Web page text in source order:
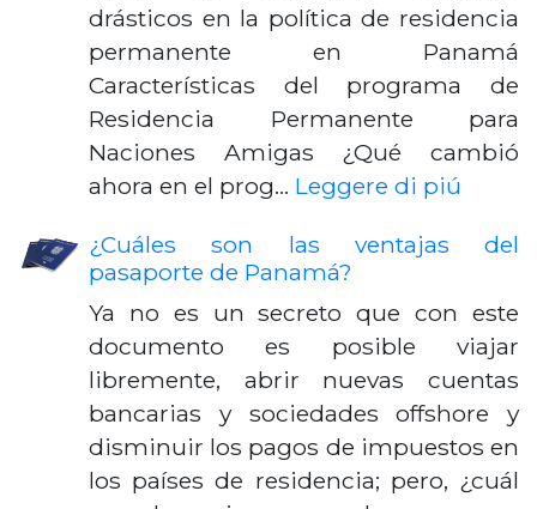
drásticos en la política de residencia
permanente en Panamá
Características del programa de
Residencia Permanente para
Naciones Amigas ¿Qué cambió
ahora en el prog… Leggere di piú
¿Cuáles son las ventajas del
pasaporte de Panamá?
Ya no es un secreto que con este
documento es posible viajar
libremente, abrir nuevas cuentas
bancarias y sociedades offshore y
disminuir los pagos de impuestos en
los países de residencia; pero, ¿cuál